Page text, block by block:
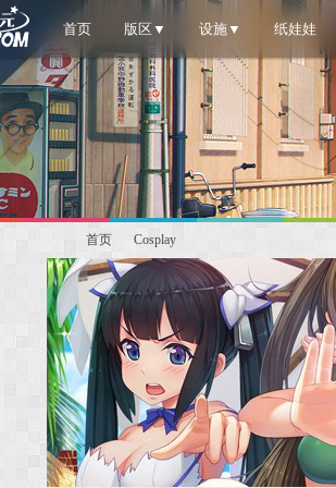
首页 版区▼ 设施▼ 纸娃娃
梦 »
首页 Cosplay